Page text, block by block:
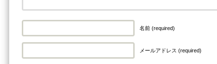
名前 (required)
メールアドレス (required)